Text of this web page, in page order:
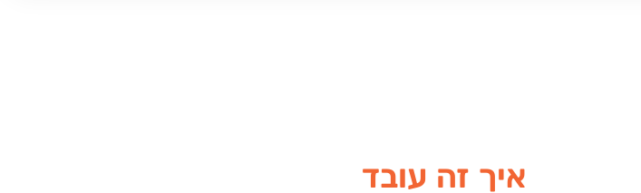
איך זה עובד